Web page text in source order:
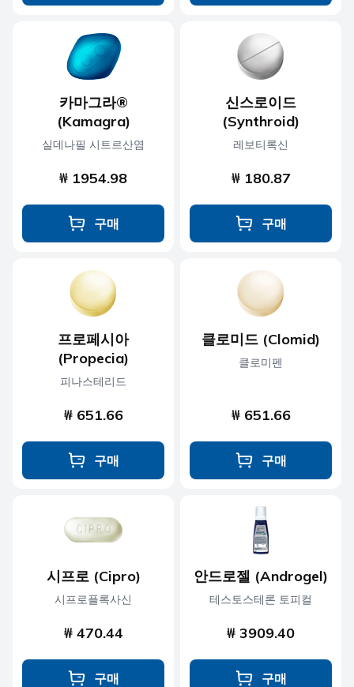
카마그라®
(Kamagra)
실데나필 시트르산염
₩ 1954.98
구매
신스로이드
(Synthroid)
레보티록신
₩ 180.87
구매
프로페시아
(Propecia)
피나스테리드
₩ 651.66
구매
클로미드 (Clomid)
클로미펜
₩ 651.66
구매
시프로 (Cipro)
시프로플록사신
₩ 470.44
구매
안드로젤 (Androgel)
테스토스테론 토피컬
₩ 3909.40
구매